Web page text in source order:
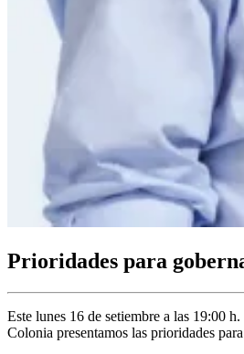
Prioridades para
Este lunes 16 de setiembre a las 19:00
Colonia presentamos las prioridades